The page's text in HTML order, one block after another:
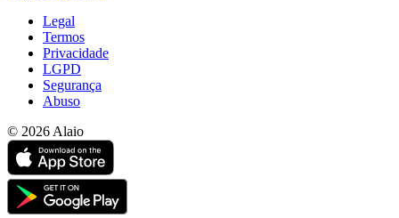
Legal
Termos
Privacidade
LGPD
Segurança
Abuso
© 2026 Alaio